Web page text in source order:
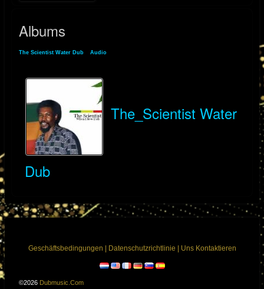
Albums
The Scientist Water Dub Audio
The_Scientist Water
Dub
Geschäftsbedingungen Datenschutzrichtlinie Uns Kontaktieren
©2026 Dubmusic.com